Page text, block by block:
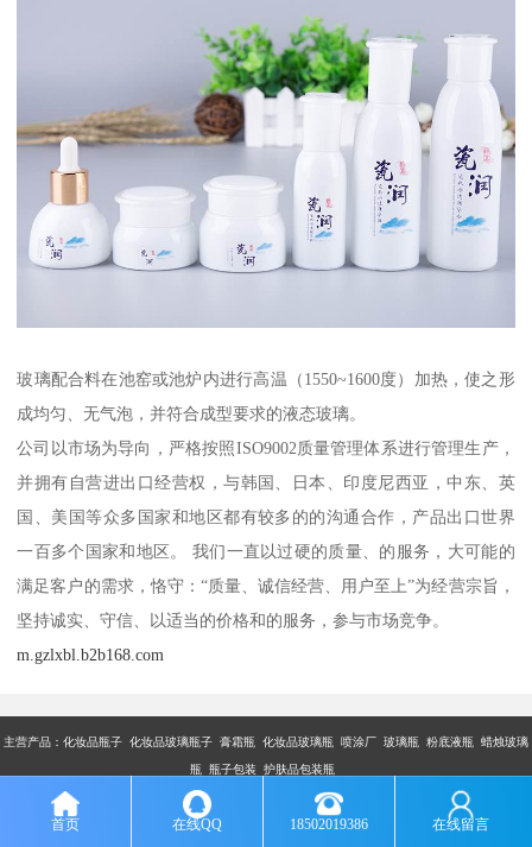
玻璃配合料在池窑或池炉内进行高温（1550~1600度）加热，使之形
成均匀、无气泡，并符合成型要求的液态玻璃。
公司以市场为导向，严格按照ISO9002质量管理体系进行管理生产，
并拥有自营进出口经营权，与韩国、日本、印度尼西亚，中东、英
国、美国等众多国家和地区都有较多的的沟通合作，产品出口世界
一百多个国家和地区。 我们一直以过硬的质量、的服务，大可能的
满足客户的需求，恪守：“质量、诚信经营、用户至上”为经营宗旨，
坚持诚实、守信、以适当的价格和的服务，参与市场竞争。
m.gzlxbl.b2b168.com
主营产品： 化妆品瓶子 化妆品玻璃瓶子 膏霜瓶 化妆品玻璃瓶 喷涂厂 玻璃瓶 粉底液瓶 蜡烛玻璃
瓶 瓶子包装 护肤品包装瓶
版权所有：广州市乐鑫玻璃制品有限公司
首页 在线QQ 18502019386 在线留言